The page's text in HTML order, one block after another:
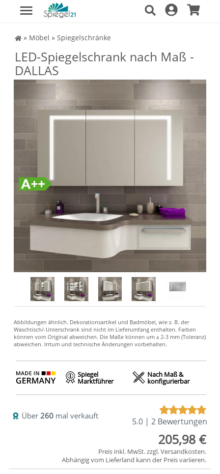
Spiegel Shop
» Möbel » Spiegelschränke
LED-Spiegelschrank nach Maß -
DALLAS
Spiegel
Marktführer
Nach Maß &
konfigurierbar
Über 260 mal verkauft
5.0 | 2 Bewertungen
205,98 €
Preis inkl. MwSt. zzgl.Versandkosten.
Abhängig vom Lieferland kann der Preis variieren.